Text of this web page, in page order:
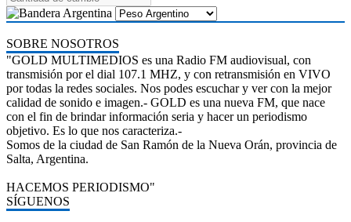
SOBRE NOSOTROS
"GOLD MULTIMEDIOS es una Radio FM audiovisual, con
transmisión por el dial 107.1 MHZ, y con retransmisión en VIVO
por todas la redes sociales. Nos podes escuchar y ver con la mejor
calidad de sonido e imagen.- GOLD es una nueva FM, que nace
con el fin de brindar información seria y hacer un periodismo
objetivo. Es lo que nos caracteriza.-
Somos de la ciudad de San Ramón de la Nueva Orán, provincia de
Salta, Argentina.
HACEMOS PERIODISMO"
SÍGUENOS